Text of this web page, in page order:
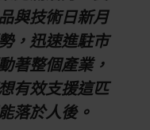
與技術日新月
，迅速進駐市
著整個產業，
有效支援這匹
落於人後。